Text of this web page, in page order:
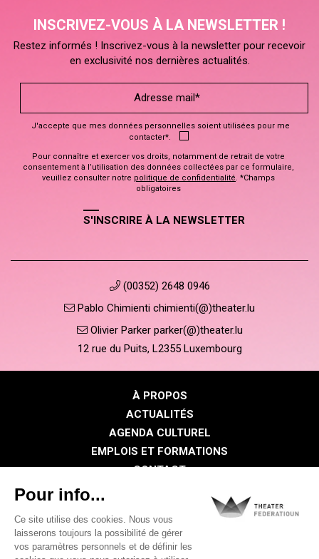
INSCRIVEZ-VOUS À LA NEWSLETTER !
Restez informés ! Inscrivez-vous à la newsletter pour recevoir
en exclusivité nos dernières actualités.
J'accepte que mes données personnelles soient utilisées pour me
contacter*.
Pour connaître et exercer vos droits, notamment de retrait de votre
consentement à l’utilisation des données collectées par ce formulaire,
veuillez consulter notre politique de confidentialité. *Champs
obligatoires
S'INSCRIRE À LA NEWSLETTER
(00352) 2648 0946
Pablo Chimienti chimienti(@)theater.lu
Olivier Parker parker(@)theater.lu
12 rue du Puits, L2355 Luxembourg
À PROPOS
ACTUALITÉS
AGENDA CULTUREL
EMPLOIS ET FORMATIONS
CONTACT
Politique de confidentialité
Politique des cookies